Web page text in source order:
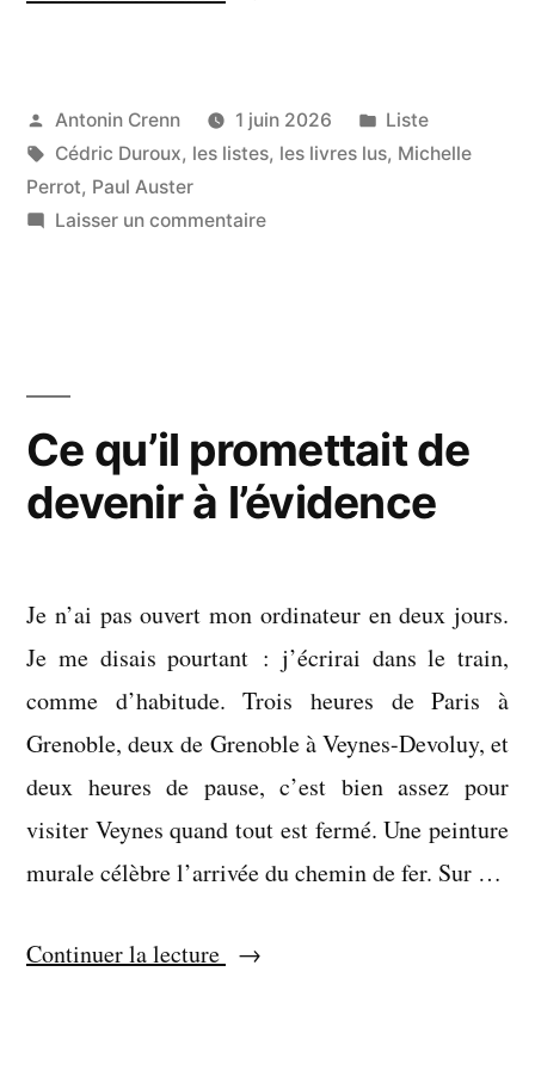
lus
en
mai
Publié
par
Antonin Crenn 1 juin 2026
Publié
dans
Liste
Étiquettes :
Cédric Duroux, les listes, les livres lus, Michelle
Perrot, Paul Auster
Laisser un commentairesur
2026
Ce qu’il promettait de
devenir à l’évidence
Je n’ai pas ouvert mon ordinateur en deux jours.
Je me disais pourtant : j’écrirai dans le train,
comme d’habitude. Trois heures de Paris à
Grenoble, deux de Grenoble à Veynes-Devoluy, et
deux heures de pause, c’est bien assez pour
visiter Veynes quand tout est fermé. Une peinture
murale célèbre l’arrivée du chemin de fer. Sur …
Continuer la lecture « Ce